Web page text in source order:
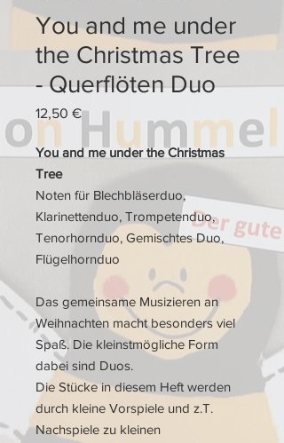
You and me under
the Christmas Tree
- Querflöten Duo
12,50 €Preis
You and me under the Christmas
Tree
Noten für Blechbläserduo,
Klarinettenduo, Trompetenduo,
Tenorhornduo, Gemischtes Duo,
Flügelhornduo
Das gemeinsame Musizieren an
Weihnachten macht besonders viel
Spaß. Die kleinstmögliche Form
dabei sind Duos.
Die Stücke in diesem Heft werden
durch kleine Vorspiele und z.T.
Nachspiele zu kleinen